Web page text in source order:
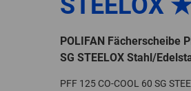
POLIFAN Fächerscheibe
SG STEELOX Stahl/
PFF 125 CO-COOL 60 SG